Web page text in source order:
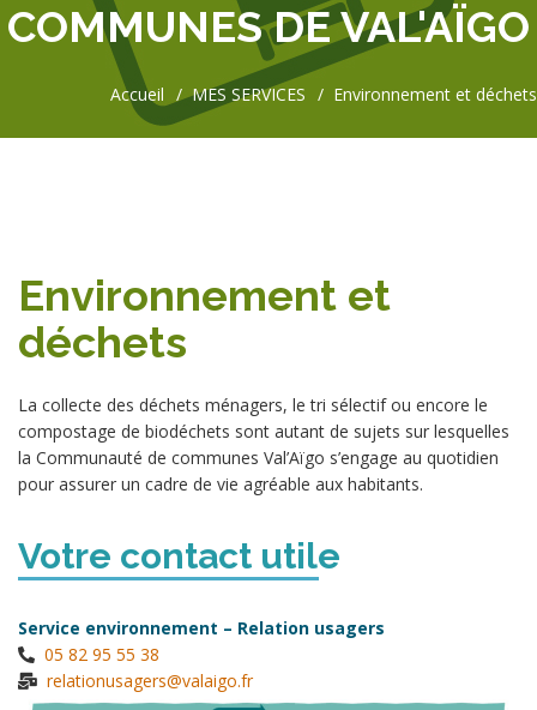
COMMUNES DE VAL'AÏGO
Accueil MES SERVICES Environnement et déchets
Environnement et
déchets
La collecte des déchets ménagers, le tri sélectif ou encore le
compostage de biodéchets sont autant de sujets sur lesquelles
la Communauté de communes Val’Aïgo s’engage au quotidien
pour assurer un cadre de vie agréable aux habitants.
Votre contact utile
Service environnement – Relation usagers
05 82 95 55 38
relationusagers@valaigo.fr